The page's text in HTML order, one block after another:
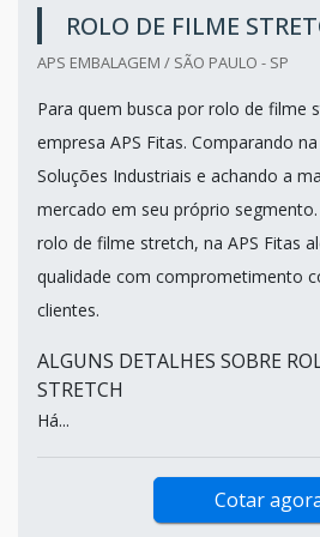
ROLO DE FILME
APS EMBALAGEM / SÃO PAULO - SP
Para quem busca por rolo de filme
empresa APS Fitas. Comparando
Soluções Industriais e achando a
mercado em seu próprio
rolo de filme stretch, na APS Fitas
qualidade com comprometimento
clientes.
ALGUNS DETALHES SOBRE
STRETCH
Há...
Cotar